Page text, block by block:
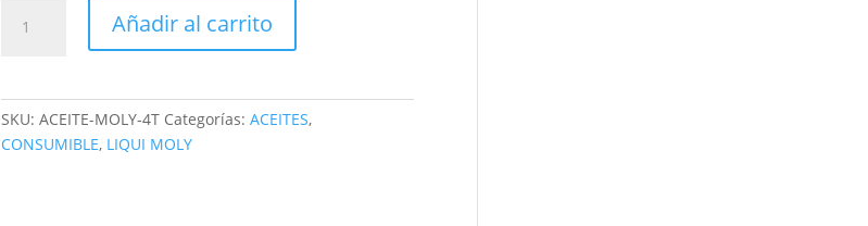
LIQUI
Añadir al carrito
SKU:ACEITE-MOLY-4T Categorías:ACEITES,
CONSUMIBLE, LIQUI MOLY